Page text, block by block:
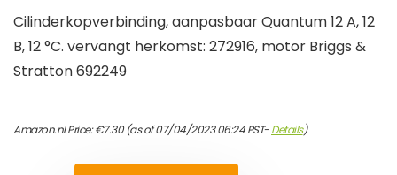
Cilinderkopverbinding, aanpasbaar Quantum 12 A, 12
B, 12 °C. vervangt herkomst: 272916, motor Briggs &
Stratton 692249
Amazon.nl Price:€7.30(as of 07/04/2023 06:24 PST-Details)